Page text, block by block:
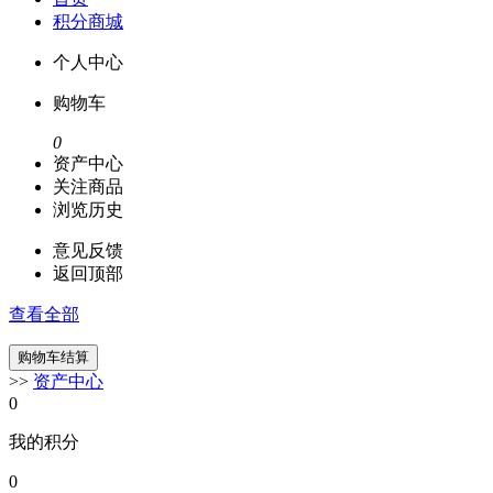
积分商城
个人中心
购物车
0
资产中心
关注商品
浏览历史
意见反馈
返回顶部
查看全部
>> 资产中心
0
我的积分
0